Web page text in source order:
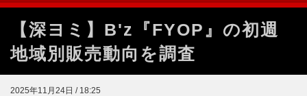
【深ヨミ】B'z『FYOP』の初週
地域別販売動向を調査
2025年11月24日 / 18:25